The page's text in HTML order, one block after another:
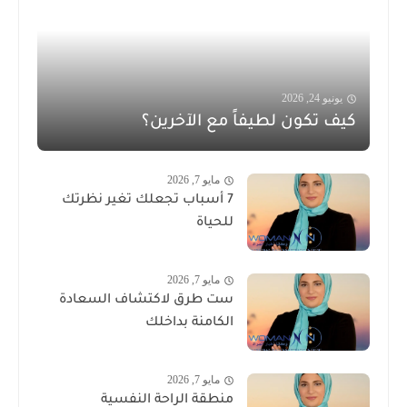
يونيو 24, 2026
كيف تكون لطيفاً مع الآخرين؟
مايو 7, 2026
7 أسباب تجعلك تغير نظرتك
للحياة
مايو 7, 2026
ست طرق لاكتشاف السعادة
الكامنة بداخلك
مايو 7, 2026
منطقة الراحة النفسية